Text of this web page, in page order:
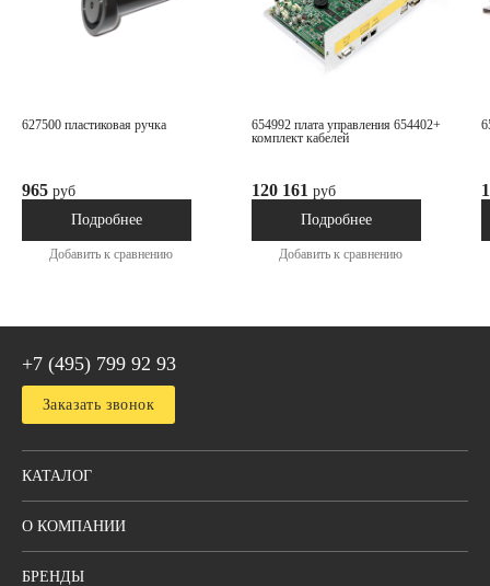
627500 пластиковая ручка
965 руб
Под заказ
Подробнее
Добавить к сравнению
654992 плата управления 654402+
комплект кабелей
120 161 руб
Под заказ
Подробнее
Добавить к сравнению
+7 (495) 799 92 93
Заказать звонок
КАТАЛОГ
О КОМПАНИИ
БРЕНДЫ